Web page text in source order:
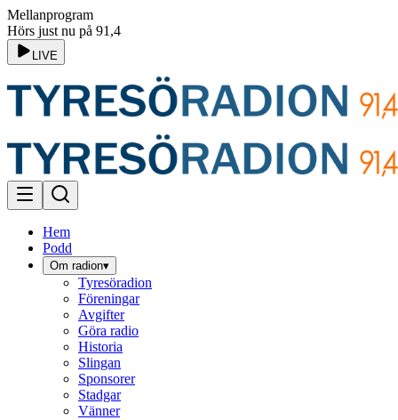
Mellanprogram
Hörs just nu på 91,4
LIVE
Hem
Podd
Om radion▾
Tyresöradion
Föreningar
Avgifter
Göra radio
Historia
Slingan
Sponsorer
Stadgar
Vänner